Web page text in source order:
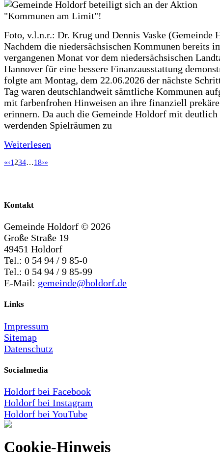
Foto, v.l.n.r.: Dr. Krug und Dennis Vaske (Gemeinde
Nachdem die niedersächsischen Kommunen bereits
vergangenen Monat vor dem niedersächsischen
Hannover für eine bessere Finanzausstattung
folgte am Montag, dem 22.06.2026 der nächste
Tag waren deutschlandweit sämtliche Kommunen
mit farbenfrohen Hinweisen an ihre finanziell
erinnern. Da auch die Gemeinde Holdorf mit deutlich
werdenden Spielräumen zu
Weiterlesen
«‹1 234…18›»
Kontakt
Gemeinde Holdorf © 2026
Große Straße 19
49451 Holdorf
Tel.: 0 54 94 / 9 85-0
Tel.: 0 54 94 / 9 85-99
E-Mail: gemeinde@holdorf.de
Links
Impressum
Sitemap
Datenschutz
Socialmedia
Holdorf bei Facebook
Holdorf bei Instagram
Holdorf bei YouTube
Cookie-Hinweis